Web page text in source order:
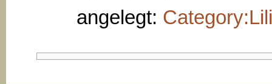
angelegt: